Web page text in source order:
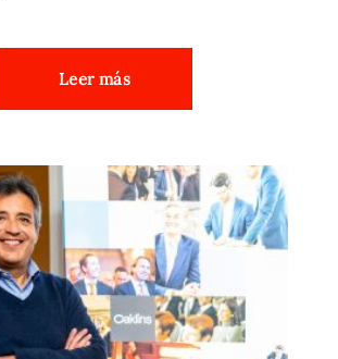
Leer más